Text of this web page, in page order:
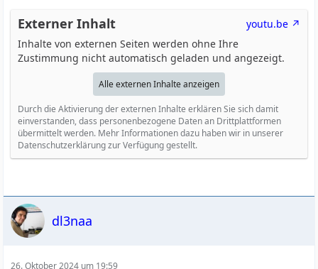
Externer Inhalt
youtu.be
Inhalte von externen Seiten werden ohne Ihre
Zustimmung nicht automatisch geladen und angezeigt.
Alle externen Inhalte anzeigen
Durch die Aktivierung der externen Inhalte erklären Sie sich damit
einverstanden, dass personenbezogene Daten an Drittplattformen
übermittelt werden. Mehr Informationen dazu haben wir in unserer
Datenschutzerklärung zur Verfügung gestellt.
dl3naa
26. Oktober 2024 um 19:59